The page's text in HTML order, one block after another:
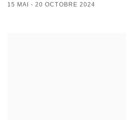
15 MAI - 20 OCTOBRE 2024